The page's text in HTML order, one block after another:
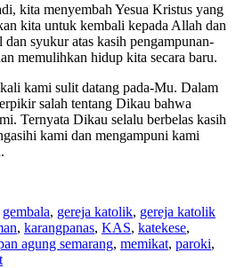
kita menyembah Yesua Kristus yang
kita untuk kembali kepada Allah dan
dan syukur atas kasih pengampunan-
memulihkan hidup kita secara baru.
kami sulit datang pada-Mu. Dalam
salah tentang Dikau bahwa
Ternyata Dikau selalu berbelas kasih
kami dan mengampuni kami
gembala, gereja katolik, gereja katolik
, karangpanas, KAS, katekese,
agung semarang, memikat, paroki,